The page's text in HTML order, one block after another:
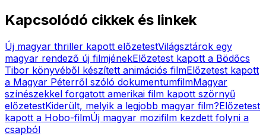
Kapcsolódó cikkek és linkek
Új magyar thriller kapott előzetestVilágsztárok egy
magyar rendező új filmjénekElőzetest kapott a Bödőcs
Tibor könyvéből készített animációs filmElőzetest kapott
a Magyar Péterről szóló dokumentumfilmMagyar
színészekkel forgatott amerikai film kapott szörnyű
előzetestKiderült, melyik a legjobb magyar film?Előzetest
kapott a Hobo-filmÚj magyar mozifilm kezdett folyni a
csapból